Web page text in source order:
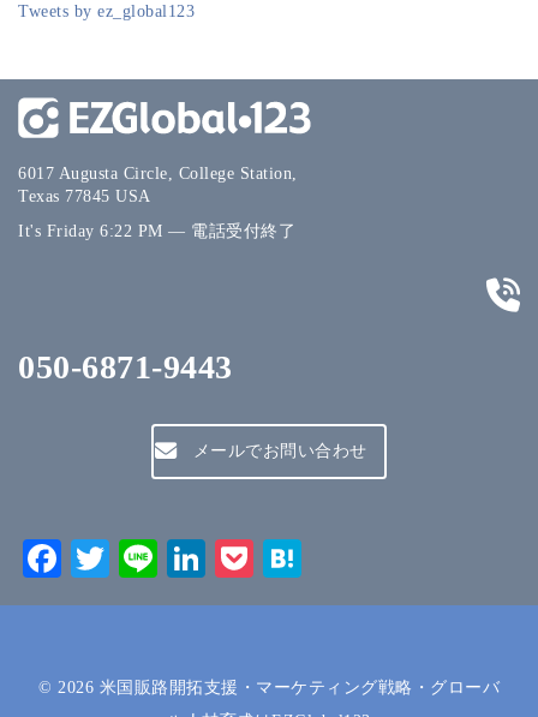
Tweets by ez_global123
6017 Augusta Circle, College Station,
Texas 77845 USA
It's Friday 6:22 PM — 電話受付終了
050-6871-9443
メールでお問い合わせ
Facebook
Twitter
LineLinkedIn
Pocket
© 2026 米国販路開拓支援・マーケティング戦略・グローバ